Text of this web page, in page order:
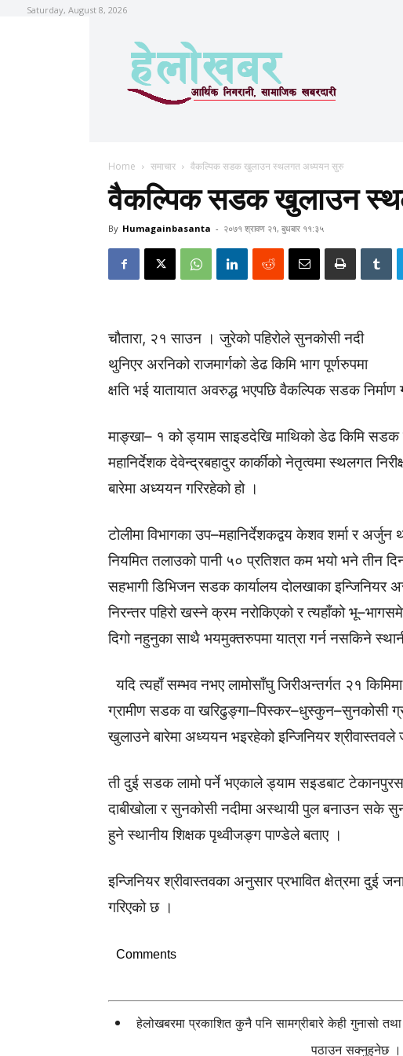
Saturday, August 8, 2026
Home समाचार वैकल्पिक सडक खुलाउन स्थलगत अध्ययन सुरु
वैकल्पिक सडक खुलाउन
By Humagainbasanta - २०७१ श्रावण २१, बुधबार ११:३५
चौतारा, २१ साउन । जुरेको पहिरोले सुनकोसी नदी
थुनिएर अरनिको राजमार्गको डेढ किमि भाग पूर्णरुपमा
क्षति भई यातायात अवरुद्ध भएपछि वैकल्पिक सडक
माङ्खा– १ को ड्याम साइडदेखि माथिको डेढ किमि सडक
महानिर्देशक देवेन्द्रबहादुर कार्कीको नेतृत्वमा स्थलगत
बारेमा अध्ययन गरिरहेको हो ।
टोलीमा विभागका उप–महानिर्देशकद्वय केशव शर्मा र
नियमित तलाउको पानी ५० प्रतिशत कम भयो भने तीन
सहभागी डिभिजन सडक कार्यालय दोलखाका इन्जिनियर
निरन्तर पहिरो खस्ने क्रम नरोकिएको र त्यहाँको
दिगो नहुनुका साथै भयमुक्तरुपमा यात्रा गर्न नसकिने
यदि त्यहाँ सम्भव नभए लामोसाँघु जिरीअन्तर्गत २१
ग्रामीण सडक वा खरिढुङ्गा–पिस्कर–धुस्कुन–सुनकोसी
खुलाउने बारेमा अध्ययन भइरहेको इन्जिनियर श्रीवास्तवले
ती दुई सडक लामो पर्ने भएकाले ड्याम सइडबाट
दाबीखोला र सुनकोसी नदीमा अस्थायी पुल बनाउन सके
हुने स्थानीय शिक्षक पृथ्वीजङ्ग पाण्डेले बताए ।
इन्जिनियर श्रीवास्तवका अनुसार प्रभावित क्षेत्रमा दुई
गरिएको छ ।
Comments
हेलोखबरमा प्रकाशित कुनै पनि सामग्रीबारे केही गुनासो
पठाउन सक्नुहुनेछ ।